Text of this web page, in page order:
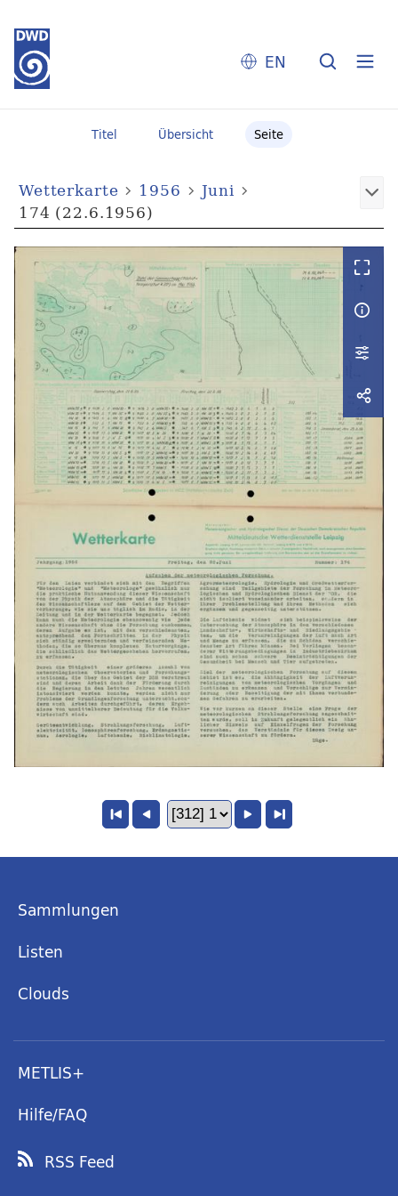
EN
Titel Übersicht Seite
Wetterkarte 1956
Juni
174 (22.6.1956)
Sammlungen
Listen
Clouds
METLIS+
Hilfe/FAQ
RSS Feed